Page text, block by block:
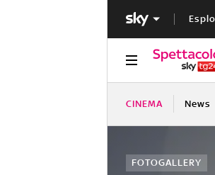
CINEMA News
FOTOGALLERY